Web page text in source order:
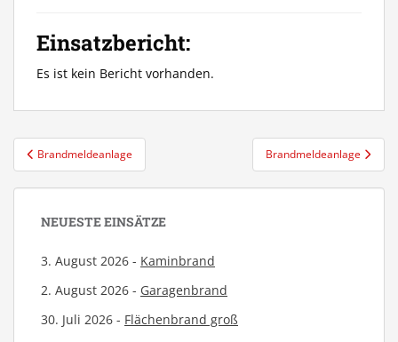
Einsatzbericht:
Es ist kein Bericht vorhanden.
Beitragsnavigation
Brandmeldeanlage Brandmeldeanlage
NEUESTE EINSÄTZE
3. August 2026 - Kaminbrand
2. August 2026 - Garagenbrand
30. Juli 2026 - Flächenbrand groß